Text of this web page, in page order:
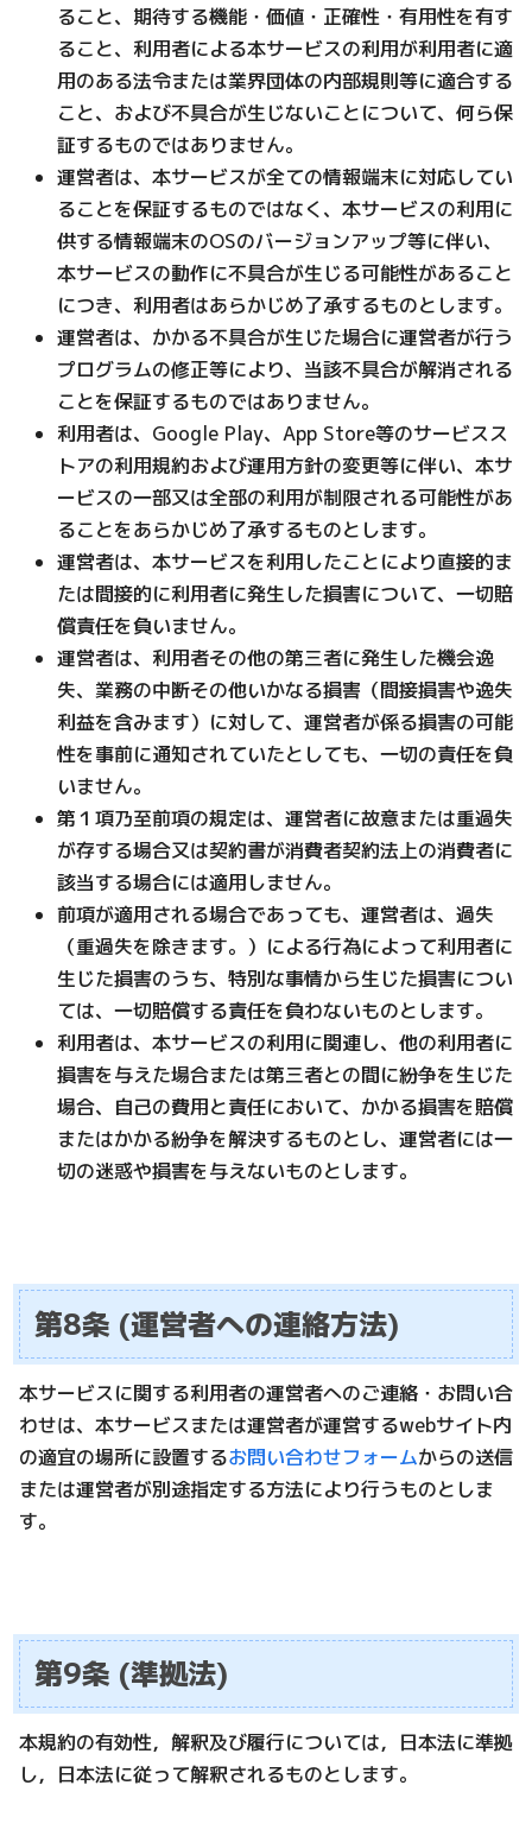
ること、期待する機能・価値・正確性・有用性を有す
ること、利用者による本サービスの利用が利用者に適
用のある法令または業界団体の内部規則等に適合する
こと、および不具合が生じないことについて、何ら保
証するものではありません。
運営者は、本サービスが全ての情報端末に対応してい
ることを保証するものではなく、本サービスの利用に
供する情報端末のOSのバージョンアップ等に伴い、
本サービスの動作に不具合が生じる可能性があること
につき、利用者はあらかじめ了承するものとします。
運営者は、かかる不具合が生じた場合に運営者が行う
プログラムの修正等により、当該不具合が解消される
ことを保証するものではありません。
利用者は、Google Play、App Store等のサービスス
トアの利用規約および運用方針の変更等に伴い、本サ
ービスの一部又は全部の利用が制限される可能性があ
ることをあらかじめ了承するものとします。
運営者は、本サービスを利用したことにより直接的ま
たは間接的に利用者に発生した損害について、一切賠
償責任を負いません。
運営者は、利用者その他の第三者に発生した機会逸
失、業務の中断その他いかなる損害（間接損害や逸失
利益を含みます）に対して、運営者が係る損害の可能
性を事前に通知されていたとしても、一切の責任を負
いません。
第１項乃至前項の規定は、運営者に故意または重過失
が存する場合又は契約書が消費者契約法上の消費者に
該当する場合には適用しません。
前項が適用される場合であっても、運営者は、過失
（重過失を除きます。）による行為によって利用者に
生じた損害のうち、特別な事情から生じた損害につい
ては、一切賠償する責任を負わないものとします。
利用者は、本サービスの利用に関連し、他の利用者に
損害を与えた場合または第三者との間に紛争を生じた
場合、自己の費用と責任において、かかる損害を賠償
またはかかる紛争を解決するものとし、運営者には一
切の迷惑や損害を与えないものとします。
第8条 (運営者への連絡方法)
本サービスに関する利用者の運営者へのご連絡・お問い合
わせは、本サービスまたは運営者が運営するwebサイト内
の適宜の場所に設置するお問い合わせフォームからの送信
または運営者が別途指定する方法により行うものとしま
す。
第9条 (準拠法)
本規約の有効性，解釈及び履行については，日本法に準拠
し，日本法に従って解釈されるものとします。